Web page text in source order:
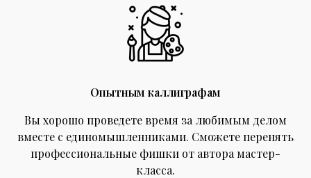
Опытным каллиграфам
Вы хорошо проведете время за любимым делом
вместе с единомышленниками. Сможете перенять
профессиональные фишки от автора мастер-
класса.